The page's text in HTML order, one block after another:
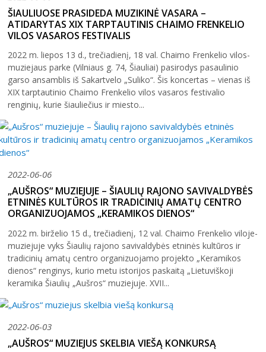
ŠIAULIUOSE PRASIDEDA MUZIKINĖ VASARA –
ATIDARYTAS XIX TARPTAUTINIS CHAIMO FRENKELIO
VILOS VASAROS FESTIVALIS
2022 m. liepos 13 d., trečiadienį, 18 val. Chaimo Frenkelio vilos-
muziejaus parke (Vilniaus g. 74, Šiauliai) pasirodys pasaulinio
garso ansamblis iš Sakartvelo „Suliko“. Šis koncertas – vienas iš
XIX tarptautinio Chaimo Frenkelio vilos vasaros festivalio
renginių, kurie šiauliečius ir miesto...
2022-06-06
„AUŠROS“ MUZIEJUJE – ŠIAULIŲ RAJONO SAVIVALDYBĖS
ETNINĖS KULTŪROS IR TRADICINIŲ AMATŲ CENTRO
ORGANIZUOJAMOS „KERAMIKOS DIENOS“
2022 m. birželio 15 d., trečiadienį, 12 val. Chaimo Frenkelio viloje-
muziejuje vyks Šiaulių rajono savivaldybės etninės kultūros ir
tradicinių amatų centro organizuojamo projekto „Keramikos
dienos“ renginys, kurio metu istorijos paskaitą „Lietuviškoji
keramika Šiaulių „Aušros“ muziejuje. XVII...
2022-06-03
„AUŠROS“ MUZIEJUS SKELBIA VIEŠĄ KONKURSĄ